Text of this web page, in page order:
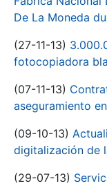
De La Moneda
(27-11-13)
fotocopiadora
(07-11-13)
aseguramiento
(09-10-13)
digitalización de
(29-07-13)